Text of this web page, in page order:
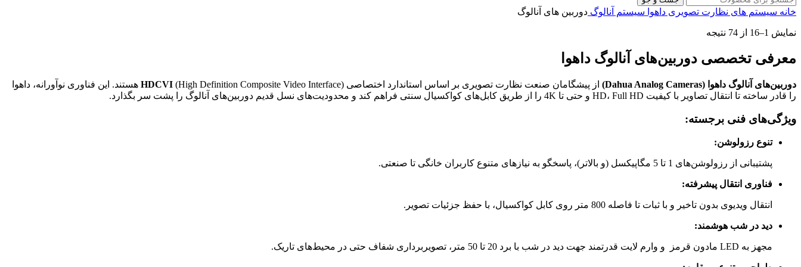
خانه سیستم های نظارت تصویری داهوا سیستم آنالوگ دوربین های آنالوگ
نمایش 1–16 از 74 نتیجه
معرفی تخصصی دوربین‌های آنالوگ داهوا
دوربین‌های آنالوگ داهوا (Dahua Analog Cameras) از پیشگامان صنعت نظارت تصویری بر اساس استاندارد اختصاصی HDCVI (High Definition Composite Video Interface) هستند. این فناوری نوآورانه، داهوا
را قادر ساخته تا انتقال تصاویر با کیفیت HD، Full HD و حتی تا 4K را از طریق کابل‌های کواکسیال سنتی فراهم کند و محدودیت‌های نسل قدیم دوربین‌های آنالوگ را پشت سر بگذارد.
ویژگی‌های فنی برجسته:
تنوع رزولوشن:
پشتیبانی از رزولوشن‌های 1 تا 5 مگاپیکسل (و بالاتر)، پاسخگو به نیازهای متنوع کاربران خانگی تا صنعتی.
فناوری انتقال پیشرفته:
انتقال ویدیوی بدون تاخیر و با ثبات تا فاصله 800 متر روی کابل کواکسیال، با حفظ جزئیات تصویر.
دید در شب هوشمند:
مجهز به LED مادون قرمز و وارم لایت قدرتمند جهت دید در شب با برد 20 تا 50 متر، تصویربرداری شفاف حتی در محیط‌های تاریک.